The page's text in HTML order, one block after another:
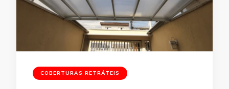
COBERTURAS RETRÁTEIS